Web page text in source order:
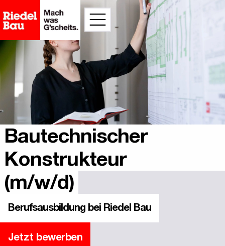
springen
Bautechnischer
Konstrukteur
(m/w/d)
Berufsausbildung bei Riedel Bau
Jetzt bewerben